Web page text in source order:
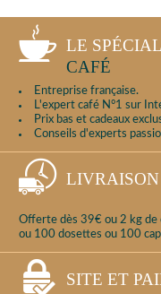
LE
CAFÉ
Entreprise française.
L'expert café N°1 sur
Prix bas et cadeaux
Conseils d'experts
LIVRAISON
Offerte dès 39€ ou 2 kg de
ou 100 dosettes ou 100
SITE ET